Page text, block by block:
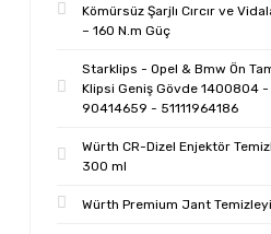
Kömürsüz Şarjlı Cırcır ve
– 160 N.m Güç
Starklips - Opel & Bmw Ön
Klipsi Geniş Gövde 1400804 -
90414659 - 51111964186
Würth CR-Dizel Enjektör
300 ml
Würth Premium Jant